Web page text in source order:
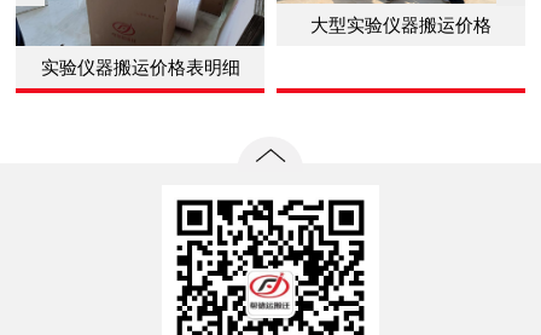
实验仪器搬运价格表明细
大型实验仪器搬运价格